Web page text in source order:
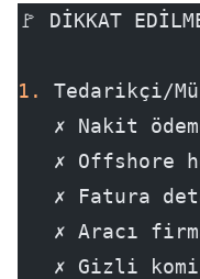
🚩 DİKKAT
1.
Tedarikçi/
✗ Nakit
✗ Offshore
✗ Fatura
✗ Aracı
✗ Gizli